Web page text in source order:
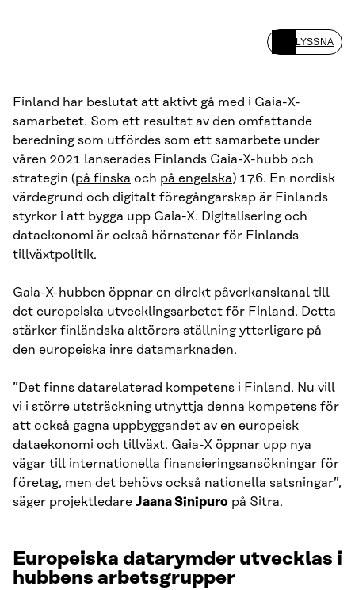
LYSSNA
Finland har beslutat att aktivt gå med i Gaia-X-
samarbetet. Som ett resultat av den omfattande
beredning som utfördes som ett samarbete under
våren 2021 lanserades Finlands Gaia-X-hubb och
strategin (på finska och på engelska) 17.6. En nordisk
värdegrund och digitalt föregångarskap är Finlands
styrkor i att bygga upp Gaia-X. Digitalisering och
dataekonomi är också hörnstenar för Finlands
tillväxtpolitik.
Gaia-X-hubben öppnar en direkt påverkanskanal till
det europeiska utvecklingsarbetet för Finland. Detta
stärker finländska aktörers ställning ytterligare på
den europeiska inre datamarknaden.
”Det finns datarelaterad kompetens i Finland. Nu vill
vi i större utsträckning utnyttja denna kompetens för
att också gagna uppbyggandet av en europeisk
dataekonomi och tillväxt. Gaia-X öppnar upp nya
vägar till internationella finansieringsansökningar för
företag, men det behövs också nationella satsningar”,
säger projektledare Jaana Sinipuro på Sitra.
Europeiska datarymder utvecklas i
hubbens arbetsgrupper